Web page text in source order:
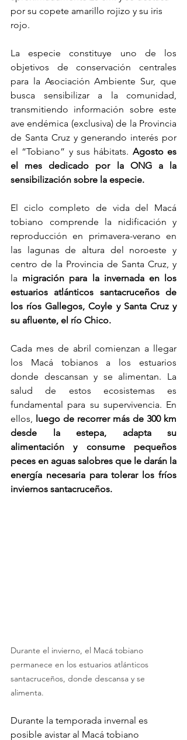
por su copete amarillo rojizo y su iris
rojo.
La especie constituye uno de los
objetivos de conservación centrales
para la Asociación Ambiente Sur, que
busca sensibilizar a la comunidad,
transmitiendo información sobre este
ave endémica (exclusiva) de la Provincia
de Santa Cruz y generando interés por
el “Tobiano” y sus hábitats. Agosto es
el mes dedicado por la ONG a la
sensibilización sobre la especie.
El ciclo completo de vida del Macá
tobiano comprende la nidificación y
reproducción en primavera-verano en
las lagunas de altura del noroeste y
centro de la Provincia de Santa Cruz, y
la migración para la invernada en los
estuarios atlánticos santacruceños de
los ríos Gallegos, Coyle y Santa Cruz y
su afluente, el río Chico.
Cada mes de abril comienzan a llegar
los Macá tobianos a los estuarios
donde descansan y se alimentan. La
salud de estos ecosistemas es
fundamental para su supervivencia. En
ellos, luego de recorrer más de 300 km
desde la estepa, adapta su
alimentación y consume pequeños
peces en aguas salobres que le darán la
energía necesaria para tolerar los fríos
inviernos santacruceños.
Durante el invierno, el Macá tobiano
permanece en los estuarios atlánticos
santacruceños, donde descansa y se
alimenta.
Durante la temporada invernal es
posible avistar al Macá tobiano